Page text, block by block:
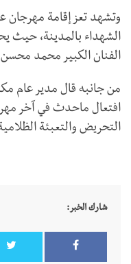
وتشهد تعز إقامة مهرجان
الشهداء بالمدينة، حيث
الفنان الكبير محمد
من جانبه قال مدير عام
افتعال ماحدث في آخر
التحريض والتعبئة
شارك الخبر: